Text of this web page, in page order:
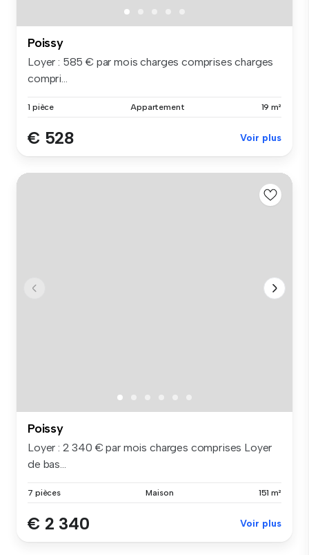
Poissy
Loyer : 585 € par mois charges comprises charges
compri...
1 pièce Appartement 19 m²
€ 528 Voir plus
Poissy
Loyer : 2 340 € par mois charges comprises Loyer
de bas...
7 pièces Maison 151 m²
€ 2 340 Voir plus